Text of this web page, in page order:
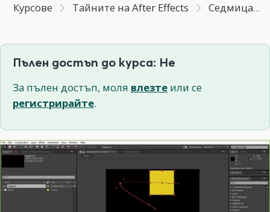
Курсове Тайните на After Effects Седмица 3 - Създаване на анимация на "плочка" в After Effects.Основни концепции при анимирането на елементи в After Effects.
Пълен достъп до курса: Не
За пълен достъп, моля влезте или се
регистрирайте.